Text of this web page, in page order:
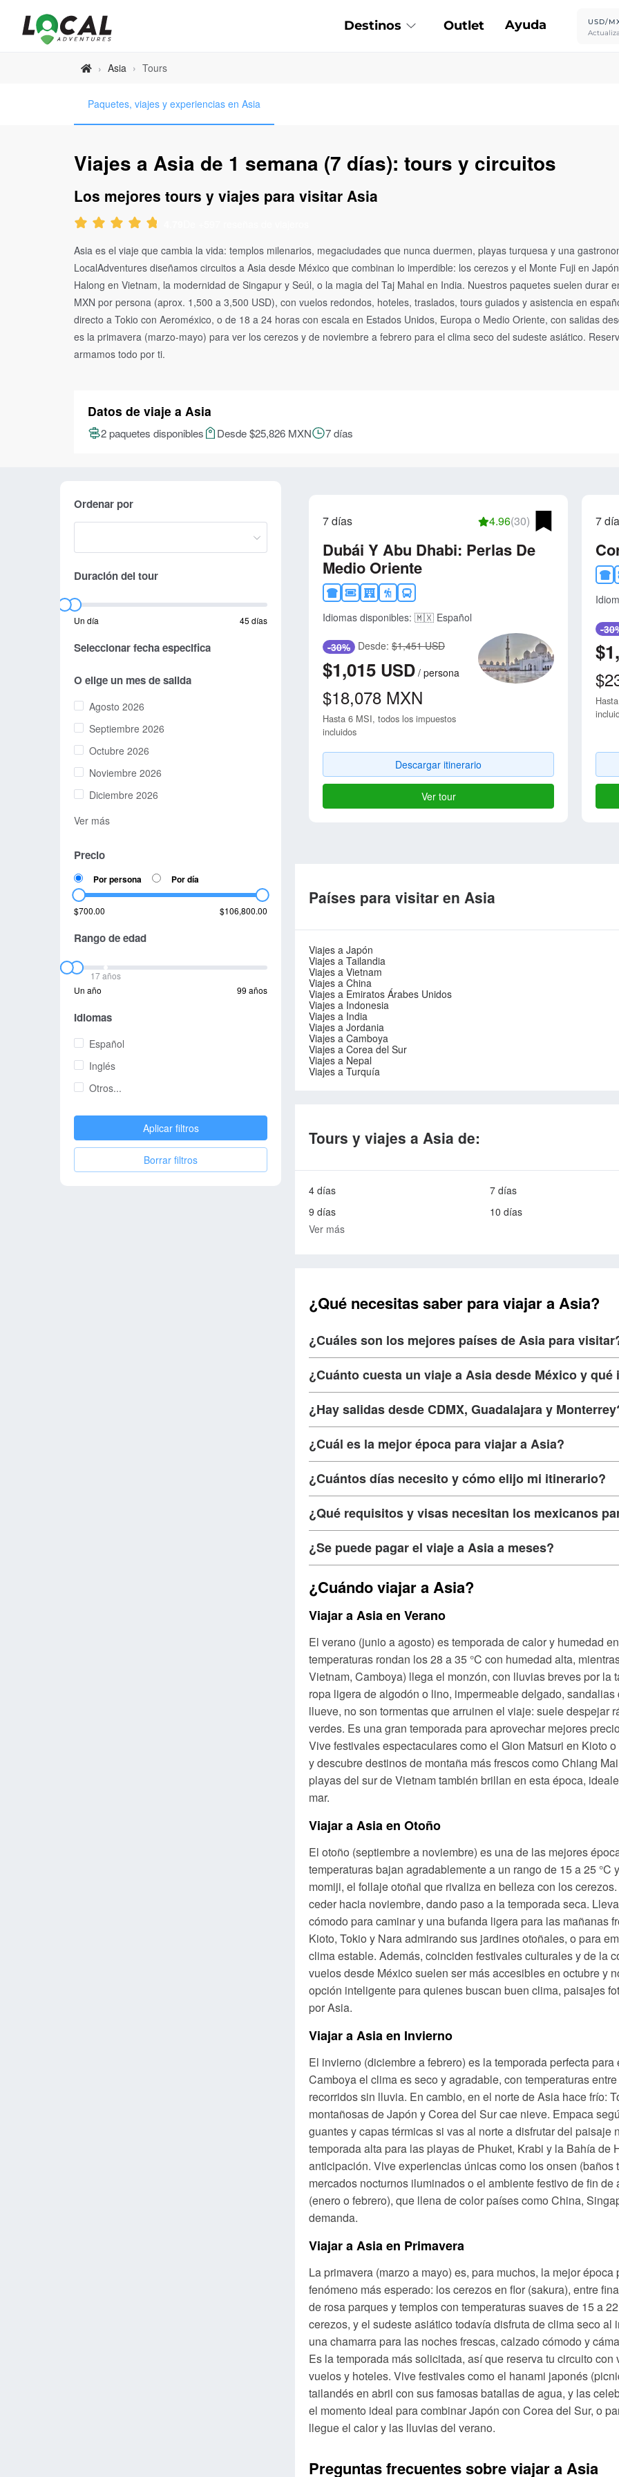
Destinos Outlet Ayuda USD/
› Asia › Tours
Paquetes, viajes y experiencias en Asia
Viajes a Asia de 1 semana (7 días): tours y circuitos
Los mejores tours y viajes para visitar Asia
Asia es el viaje que cambia la vida: templos milenarios, megaciudades que nunca duermen, playas turquesa y una
LocalAdventures diseñamos circuitos a Asia desde México que combinan lo imperdible: los cerezos y el Monte Fuji en
Halong en Vietnam, la modernidad de Singapur y Seúl, o la magia del Taj Mahal en India. Nuestros paquetes suelen durar
MXN por persona (aprox. 1,500 a 3,500 USD), con vuelos redondos, hoteles, traslados, tours guiados y asistencia en
directo a Tokio con Aeroméxico, o de 18 a 24 horas con escala en Estados Unidos, Europa o Medio Oriente, con salidas
es la primavera (marzo-mayo) para ver los cerezos y de noviembre a febrero para el clima seco del sudeste asiático.
armamos todo por ti.
Datos de viaje a Asia
2 paquetes disponibles Desde $25,826 MXN 7 días
Ordenar por
Duración del tour
Un día 45 días
Seleccionar fecha especifica
O elige un mes de salida
Agosto 2026
Septiembre 2026
Octubre 2026
Noviembre 2026
Diciembre 2026
Ver más
Precio
Por persona Por día
$700.00 $106,800.00
Rango de edad
17 años
Un año
99 años
Idiomas
Español
Inglés
Otros...
Aplicar filtros
Borrar filtros
7 días 4.96(30)
Dubái Y Abu Dhabi: Perlas De
Medio Oriente
Idiomas disponibles: 🇲🇽 Español
-30% Desde: $1,451 USD
$1,015 USD / persona
$18,078 MXN
Hasta 6 MSI, todos los impuestos
incluidos
Descargar itinerario
Ver tour
7
-
Países para visitar en Asia
Viajes a Japón
Viajes a Tailandia
Viajes a Vietnam
Viajes a China
Viajes a Emiratos Árabes Unidos
Viajes a Indonesia
Viajes a India
Viajes a Jordania
Viajes a Camboya
Viajes a Corea del Sur
Viajes a Nepal
Viajes a Turquía
Tours y viajes a Asia de:
4 días 7 días
9 días
10 días
Ver más
¿Qué necesitas saber para viajar a Asia?
¿Cuáles son los mejores países de Asia para
¿Cuánto cuesta un viaje a Asia desde México y qué
¿Hay salidas desde CDMX, Guadalajara y
¿Cuál es la mejor época para viajar a Asia?
¿Cuántos días necesito y cómo elijo mi itinerario?
¿Qué requisitos y visas necesitan los mexicanos
¿Se puede pagar el viaje a Asia a meses?
¿Cuándo viajar a Asia?
Viajar a Asia en Verano
El verano (junio a agosto) es temporada de calor y humedad
temperaturas rondan los 28 a 35 °C con humedad alta,
Vietnam, Camboya) llega el monzón, con lluvias breves por la
ropa ligera de algodón o lino, impermeable delgado,
llueve, no son tormentas que arruinen el viaje: suele despejar
verdes. Es una gran temporada para aprovechar mejores
Vive festivales espectaculares como el Gion Matsuri en Kioto
y descubre destinos de montaña más frescos como Chiang
playas del sur de Vietnam también brillan en esta época,
mar.
Viajar a Asia en Otoño
El otoño (septiembre a noviembre) es una de las mejores
temperaturas bajan agradablemente a un rango de 15 a 25
momiji, el follaje otoñal que rivaliza en belleza con los
ceder hacia noviembre, dando paso a la temporada seca.
cómodo para caminar y una bufanda ligera para las mañanas
Kioto, Tokio y Nara admirando sus jardines otoñales, o para
clima estable. Además, coinciden festivales culturales y de la
vuelos desde México suelen ser más accesibles en octubre y
opción inteligente para quienes buscan buen clima, paisajes
por Asia.
Viajar a Asia en Invierno
El invierno (diciembre a febrero) es la temporada perfecta
Camboya el clima es seco y agradable, con temperaturas
recorridos sin lluvia. En cambio, en el norte de Asia hace frío:
montañosas de Japón y Corea del Sur cae nieve. Empaca
guantes y capas térmicas si vas al norte a disfrutar del paisaje
temporada alta para las playas de Phuket, Krabi y la Bahía de
anticipación. Vive experiencias únicas como los onsen
mercados nocturnos iluminados o el ambiente festivo de fin
(enero o febrero), que llena de color países como China,
demanda.
Viajar a Asia en Primavera
La primavera (marzo a mayo) es, para muchos, la mejor
fenómeno más esperado: los cerezos en flor (sakura), entre
de rosa parques y templos con temperaturas suaves de 15 a
cerezos, y el sudeste asiático todavía disfruta de clima seco
una chamarra para las noches frescas, calzado cómodo y
Es la temporada más solicitada, así que reserva tu circuito
vuelos y hoteles. Vive festivales como el hanami japonés
tailandés en abril con sus famosas batallas de agua, y las
el momento ideal para combinar Japón con Corea del Sur, o
llegue el calor y las lluvias del verano.
Preguntas frecuentes sobre viajar a Asia